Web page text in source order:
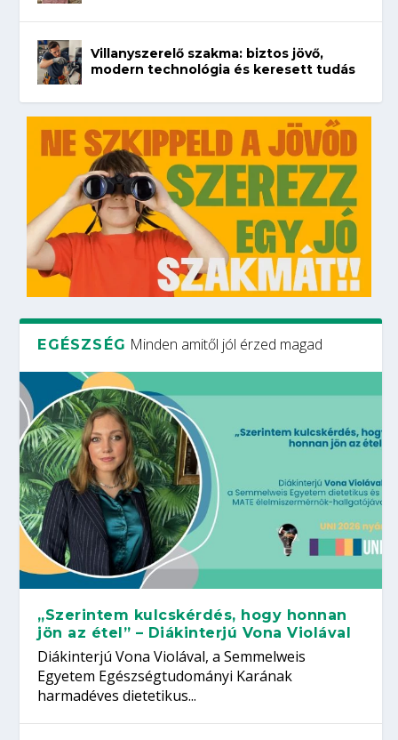
Villanyszerelő szakma: biztos jövő,
modern technológia és keresett tudás
EGÉSZSÉG Minden amitől jól érzed magad
„Szerintem kulcskérdés, hogy honnan
jön az étel” – Diákinterjú Vona Violával
Diákinterjú Vona Violával, a Semmelweis
Egyetem Egészségtudományi Karának
harmadéves dietetikus...